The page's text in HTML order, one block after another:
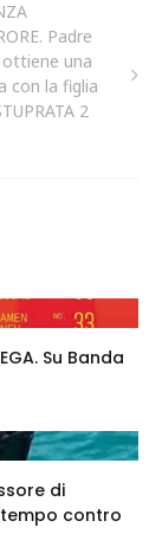
Padre
una
con la figlia
2
Su Banda
di
contro